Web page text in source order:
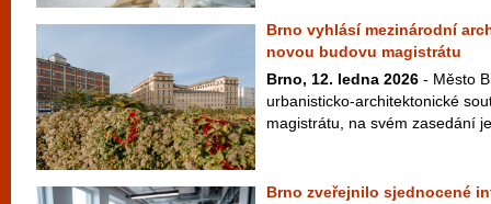
Brno vyhlásí mezinárodní
novou budovu magistrátu
Brno, 12. ledna 2026 - Město
urbanisticko-architektonické
magistrátu, na svém zasedání
Brno zveřejnilo sjednocené